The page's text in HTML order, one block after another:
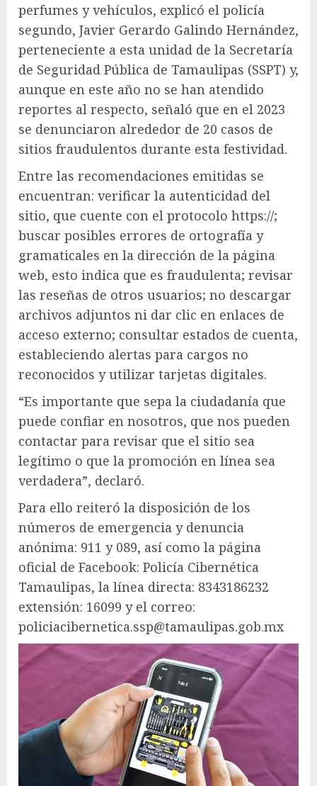
perfumes y vehículos, explicó el policía
segundo, Javier Gerardo Galindo Hernández,
perteneciente a esta unidad de la Secretaría
de Seguridad Pública de Tamaulipas (SSPT) y,
aunque en este año no se han atendido
reportes al respecto, señaló que en el 2023
se denunciaron alrededor de 20 casos de
sitios fraudulentos durante esta festividad.
Entre las recomendaciones emitidas se
encuentran: verificar la autenticidad del
sitio, que cuente con el protocolo https://;
buscar posibles errores de ortografía y
gramaticales en la dirección de la página
web, esto indica que es fraudulenta; revisar
las reseñas de otros usuarios; no descargar
archivos adjuntos ni dar clic en enlaces de
acceso externo; consultar estados de cuenta,
estableciendo alertas para cargos no
reconocidos y utilizar tarjetas digitales.
“Es importante que sepa la ciudadanía que
puede confiar en nosotros, que nos pueden
contactar para revisar que el sitio sea
legítimo o que la promoción en línea sea
verdadera”, declaró.
Para ello reiteró la disposición de los
números de emergencia y denuncia
anónima: 911 y 089, así como la página
oficial de Facebook: Policía Cibernética
Tamaulipas, la línea directa: 8343186232
extensión: 16099 y el correo:
policiacibernetica.ssp@tamaulipas.gob.mx